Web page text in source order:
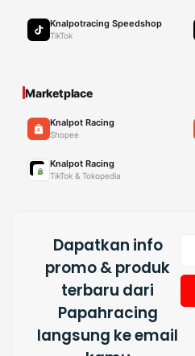
Knalpotracing Speedshop
TikTok
Marketplace
Knalpot Racing
Shopee
Knalpot Racing
TikTok & Tokopedia
Dapatkan info
promo & produk
terbaru dari
Papahracing
langsung ke email